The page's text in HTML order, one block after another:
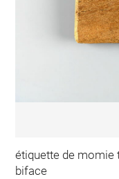
étiquette de momie
biface